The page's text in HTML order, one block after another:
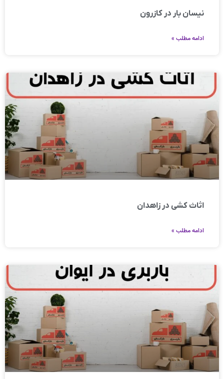
نیسان بار در کازرون
ادامه مطلب »
اثاث کشی در زاهدان
ادامه مطلب »